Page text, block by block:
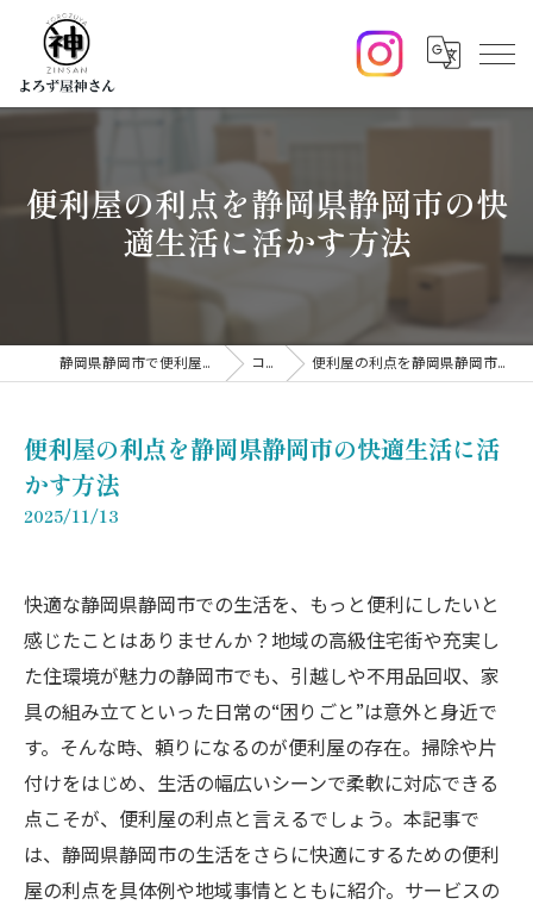
便利屋の利点を静岡県静岡市の快
適生活に活かす方法
静岡県静岡市で便利屋ならよろず屋神さん コラム 便利屋の利点を静岡県静岡市の快適生活に活かす方法
便利屋の利点を静岡県静岡市の快適生活に活
かす方法
2025/11/13
快適な静岡県静岡市での生活を、もっと便利にしたいと
感じたことはありませんか？地域の高級住宅街や充実し
た住環境が魅力の静岡市でも、引越しや不用品回収、家
具の組み立てといった日常の“困りごと”は意外と身近で
す。そんな時、頼りになるのが便利屋の存在。掃除や片
付けをはじめ、生活の幅広いシーンで柔軟に対応できる
点こそが、便利屋の利点と言えるでしょう。本記事で
は、静岡県静岡市の生活をさらに快適にするための便利
屋の利点を具体例や地域事情とともに紹介。サービスの